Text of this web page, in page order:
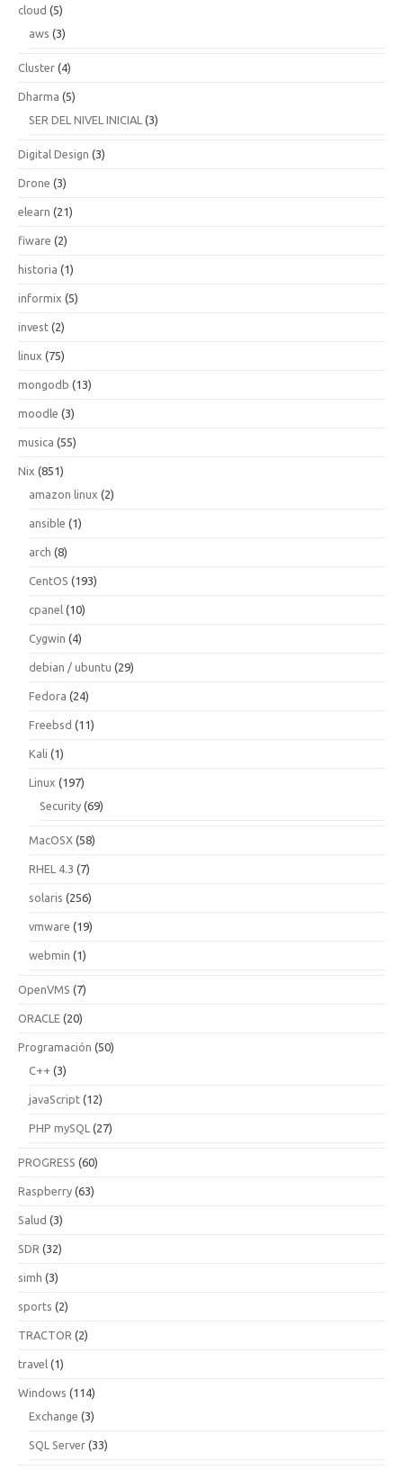
cloud (5)
aws (3)
Cluster (4)
Dharma (5)
SER DEL NIVEL INICIAL (3)
Digital Design (3)
Drone (3)
elearn (21)
fiware (2)
historia (1)
informix (5)
invest (2)
linux (75)
mongodb (13)
moodle (3)
musica (55)
Nix (851)
amazon linux (2)
ansible (1)
arch (8)
CentOS (193)
cpanel (10)
Cygwin (4)
debian / ubuntu (29)
Fedora (24)
Freebsd (11)
Kali (1)
Linux (197)
Security (69)
MacOSX (58)
RHEL 4.3 (7)
solaris (256)
vmware (19)
webmin (1)
OpenVMS (7)
ORACLE (20)
Programación (50)
C++ (3)
javaScript (12)
PHP mySQL (27)
PROGRESS (60)
Raspberry (63)
Salud (3)
SDR (32)
simh (3)
sports (2)
TRACTOR (2)
travel (1)
Windows (114)
Exchange (3)
SQL Server (33)